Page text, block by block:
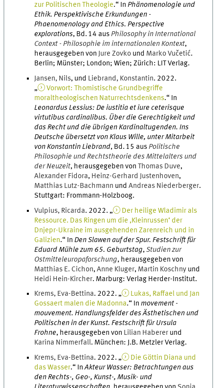
zur Politischen Theologie.“ InPhänomenologie und
Ethik. Perspektivische Erkundungen -
Phaenomenology and Ethics. Perspective
explorations, Bd. 14 ausPhilosophy in International
Context - Philosophie im internationalen Kontext,
herausgegeben von Jure Zovko und MarkoVučetić.
Berlin; Münster; London; Wien; Zürich: LIT Verlag.
Jansen, Nils, und Liebrand, Konstantin. 2022.
„
Vorwort: Thomistische Grundbegriffe
moraltheologischen Naturrechtsdenkens.“ In
Leonardus Lessius: De iustitia et iure ceterisque
virtutibus cardinalibus. Über die Gerechtigkeit und
das Recht und die übrigen Kardinaltugenden. Ins
Deutsche übersetzt von Klaus Wille, unter Mitarbeit
von Konstantin Liebrand, Bd. 15 ausPolitische
Philosophie und Rechtstheorie des Mittelalters und
der Neuzeit, herausgegeben vonThomas Duve,
Alexander Fidora, Heinz-Gerhard Justenhoven,
Matthias Lutz-Bachmann undAndreas Niederberger.
Stuttgart: Frommann-Holzboog.
Vulpius, Ricarda. 2022. „
Der heilige Wladimir als
Ressource. Das Ringen um die ‚Kleinrussen‘ der
Dnjepr-Ukraine im ausgehenden Zarenreich und in
Galizien.“ InDen Slawen auf der Spur. Festschrift für
Eduard Mühle zum 65. Geburtstag,Studien zur
Ostmitteleuropaforschung, herausgegeben von
Matthias E. Cichon,Anne Kluger, Martin Koschny und
Heidi Hein-Kircher. Marburg:Verlag Herder-Institut.
Krems, Eva-Bettina. 2022. „
Lukas, Raffael und Jan
Gossaert malen die Madonna.“ Inmovement -
mouvement. Handlungsfelder des Ästhetischen und
Politischen in der Kunst. Festschrift für Ursula
Frohne, herausgegeben von Lilian Haberer und
Karina Nimmerfall. München: J.B. Metzler Verlag.
Krems, Eva-Bettina. 2022. „
Die Göttin Diana und
das Wasser.“ InAkteur Wasser: Betrachtungen aus
den Rechts-, Geo-, Kunst-, Musik- und